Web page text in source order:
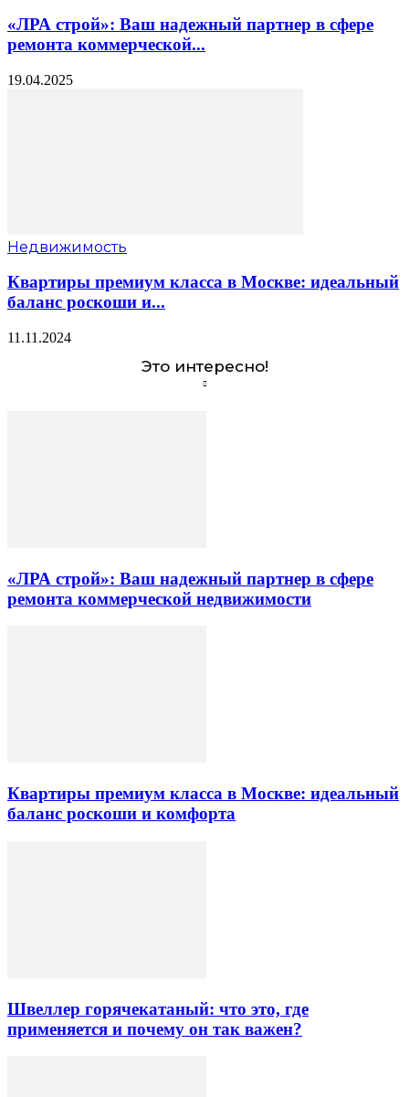
«ЛРА строй»: Ваш надежный партнер в сфере
ремонта коммерческой...
19.04.2025
Недвижимость
Квартиры премиум класса в Москве: идеальный
баланс роскоши и...
11.11.2024
Это интересно!
«ЛРА строй»: Ваш надежный партнер в сфере
ремонта коммерческой недвижимости
Квартиры премиум класса в Москве: идеальный
баланс роскоши и комфорта
Швеллер горячекатаный: что это, где
применяется и почему он так важен?